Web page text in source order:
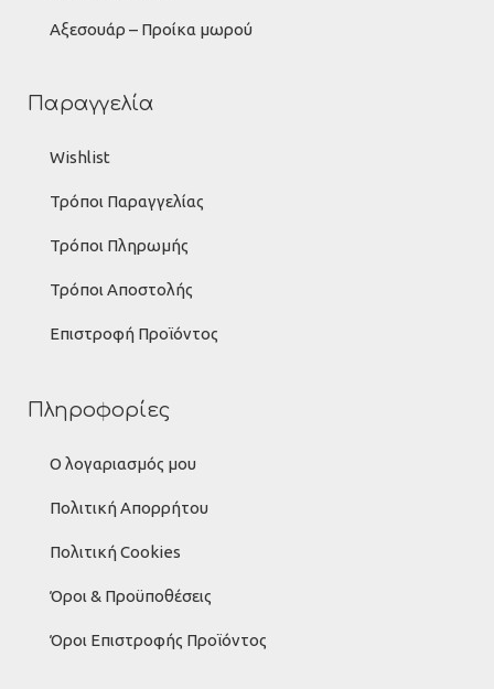
Αξεσουάρ – Προίκα μωρού
Παραγγελία
Wishlist
Τρόποι Παραγγελίας
Τρόποι Πληρωμής
Τρόποι Αποστολής
Επιστροφή Προϊόντος
Πληροφορίες
Ο λογαριασμός μου
Πολιτική Απορρήτου
Πολιτική Cookies
Όροι & Προϋποθέσεις
Όροι Επιστροφής Προϊόντος